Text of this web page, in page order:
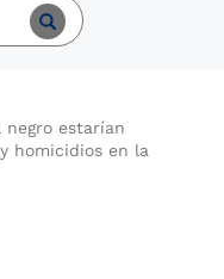
negro estarían
homicidios en la